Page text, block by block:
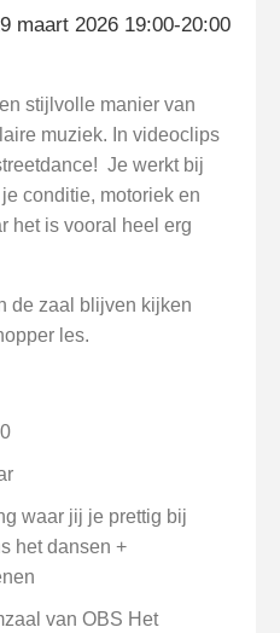
maart 2026 19:00-20:00
stijlvolle manier van
muziek. In videoclips
Je werkt bij
conditie, motoriek en
het is vooral heel erg
de zaal blijven kijken
les.
waar jij je prettig bij
het dansen +
van OBS Het